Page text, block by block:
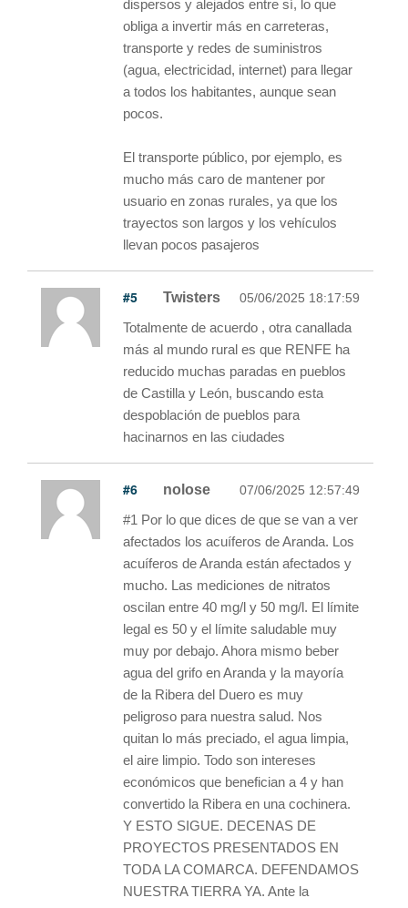
dispersos y alejados entre sí, lo que
obliga a invertir más en carreteras,
transporte y redes de suministros
(agua, electricidad, internet) para llegar
a todos los habitantes, aunque sean
pocos.
El transporte público, por ejemplo, es
mucho más caro de mantener por
usuario en zonas rurales, ya que los
trayectos son largos y los vehículos
llevan pocos pasajeros
#5 Twisters 05/06/2025 18:17:59
Totalmente de acuerdo , otra canallada
más al mundo rural es que RENFE ha
reducido muchas paradas en pueblos
de Castilla y León, buscando esta
despoblación de pueblos para
hacinarnos en las ciudades
#6 nolose 07/06/2025 12:57:49
#1 Por lo que dices de que se van a ver
afectados los acuíferos de Aranda. Los
acuíferos de Aranda están afectados y
mucho. Las mediciones de nitratos
oscilan entre 40 mg/l y 50 mg/l. El límite
legal es 50 y el límite saludable muy
muy por debajo. Ahora mismo beber
agua del grifo en Aranda y la mayoría
de la Ribera del Duero es muy
peligroso para nuestra salud. Nos
quitan lo más preciado, el agua limpia,
el aire limpio. Todo son intereses
económicos que benefician a 4 y han
convertido la Ribera en una cochinera.
Y ESTO SIGUE. DECENAS DE
PROYECTOS PRESENTADOS EN
TODA LA COMARCA. DEFENDAMOS
NUESTRA TIERRA YA. Ante la